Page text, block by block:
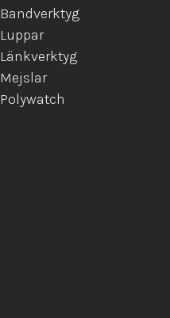
Bandverktyg
Luppar
Länkverktyg
Mejslar
Polywatch